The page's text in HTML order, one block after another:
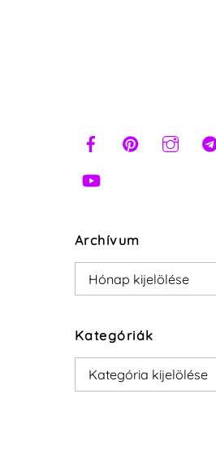
Archívum
Archívum
Kategóriák
Kategóriák